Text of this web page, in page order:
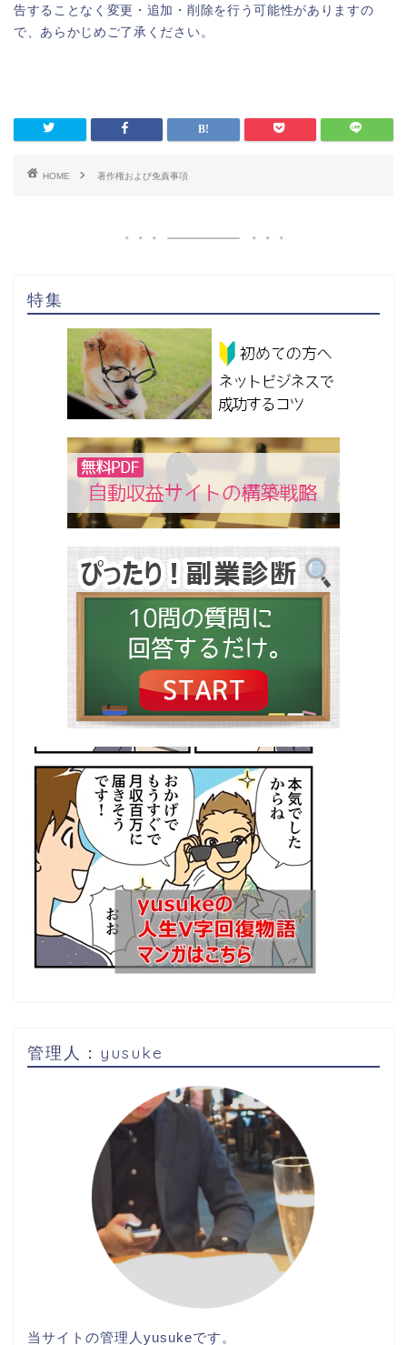
告することなく変更・追加・削除を行う可能性がありますの
で、あらかじめご了承ください。
HOME 著作権および免責事項
特集
管理人：yusuke
当サイトの管理人 yusukeです。